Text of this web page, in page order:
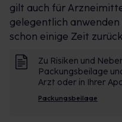
gilt auch für
gelegentlich
schon einige Zeit
Zu Risiken und
Packungsbeilage
Arzt oder in Ihrer
Packungsbeilage